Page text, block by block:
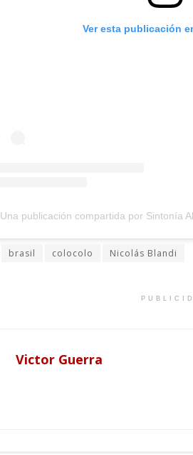
Ver esta publicación
Una publicación compartida por Sintonía
brasil colocolo Nicolás Blandi
Victor Guerra